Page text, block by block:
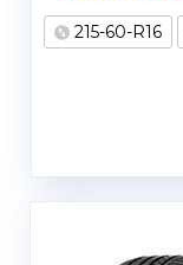
215-60-R16